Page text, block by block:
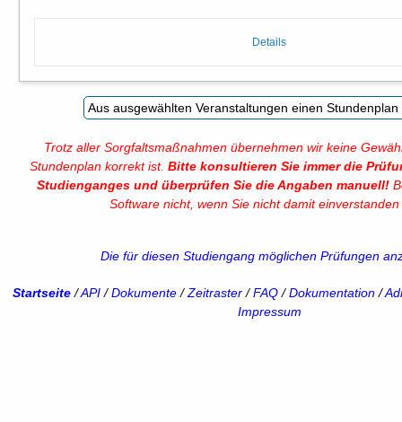
Details
Trotz aller Sorgfaltsmaßnahmen übernehmen wir keine
Stundenplan korrekt ist. Bitte konsultieren Sie immer die
Studienganges und überprüfen Sie die Angaben manuell!
Software nicht, wenn Sie nicht damit einverstanden
Die für diesen Studiengang möglichen Prüfungen
Startseite/API/Dokumente/Zeitraster/FAQ/Dokumentation/
Impressum